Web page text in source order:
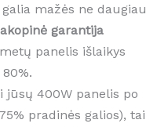
mažės ne daugiau
garantija
panelis išlaikys
jūsų 400W panelis po
pradinės galios), tai